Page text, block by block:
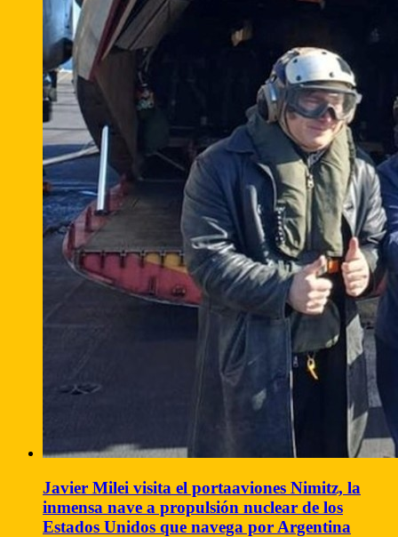
Javier Milei visita el portaaviones Nimitz, la
inmensa nave a propulsión nuclear de los
Estados Unidos que navega por Argentina